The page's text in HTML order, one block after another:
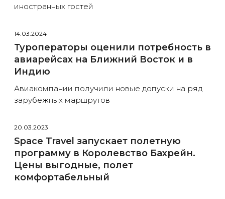
иностранных гостей
14.03.2024
Туроператоры оценили потребность в
авиарейсах на Ближний Восток и в
Индию
Авиакомпании получили новые допуски на ряд
зарубежных маршрутов
20.03.2023
Space Travel запускает полетную
программу в Королевство Бахрейн.
Цены выгодные, полет
комфортабельный